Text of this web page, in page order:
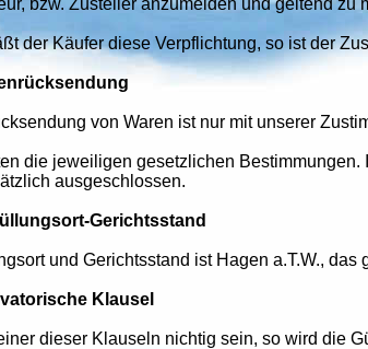
bzw. Zusteller anzumelden und geltend zu
der Käufer diese Verpflichtung, so ist der
von Waren ist nur mit unserer
die jeweiligen gesetzlichen
ausgeschlossen.
Gerichtsstand
und Gerichtsstand ist Hagen a.T.W.,
Klausel
dieser Klauseln nichtig sein, so wird die